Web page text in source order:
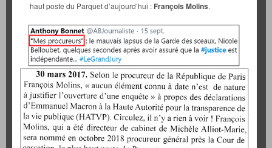
haut poste du Parquet d’aujourd’hui : François Molins.